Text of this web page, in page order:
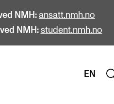
NMH: ansatt.nmh.no
NMH: student.nmh.no
EN